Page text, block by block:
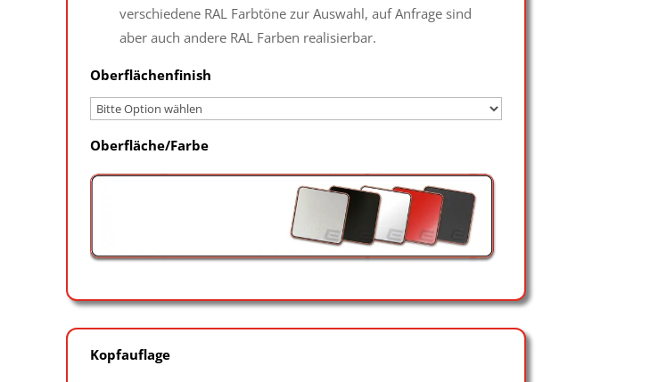
verschiedene RAL Farbtöne zur Auswahl, auf Anfrage sind
aber auch andere RAL Farben realisierbar.
Oberflächenfinish
Oberfläche/Farbe
Kopfauflage